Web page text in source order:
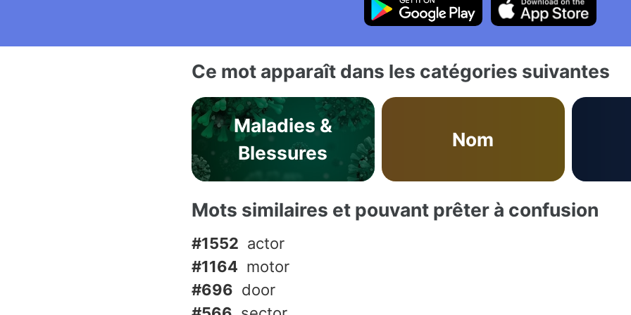
Ce mot apparaît dans les catégories suivantes
Maladies &
Blessures
Nom
Mots similaires et pouvant prêter à confusion
#1552 actor
#1164 motor
#696 door